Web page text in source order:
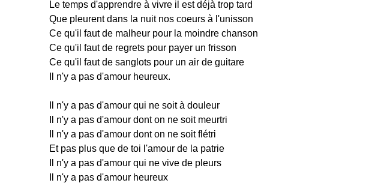
Le temps d'apprendre à vivre il est déjà trop tard
Que pleurent dans la nuit nos coeurs à l'unisson
Ce qu'il faut de malheur pour la moindre chanson
Ce qu'il faut de regrets pour payer un frisson
Ce qu'il faut de sanglots pour un air de guitare
Il n'y a pas d'amour heureux.
Il n'y a pas d'amour qui ne soit à douleur
Il n'y a pas d'amour dont on ne soit meurtri
Il n'y a pas d'amour dont on ne soit flétri
Et pas plus que de toi l'amour de la patrie
Il n'y a pas d'amour qui ne vive de pleurs
Il n'y a pas d'amour heureux